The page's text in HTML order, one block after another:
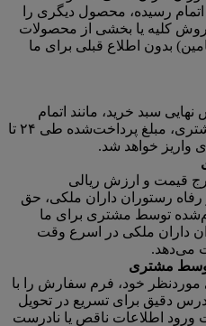
رسیده، محصول دیگری را
کلیه یا بخشی از محصولات
بدون اطلاع قبلی برای ما
سبد خرید، مانند اتمام
موجودی کالای تازه یا انصراف مشتری، مبلغ پرداخت‌شده طی ۲۴ تا
قیمت و ارزش ریالی
رستوران داران ملکی، حق
توسط مشتری برای ما
داران ملکی در اسرع وقت
می‌دهد.
توسط مشتری
موردنظر خود، فرم سفارش را با
دقیق برای تسریع در تحویل
ورود اطلاعات ناقص یا نادرست